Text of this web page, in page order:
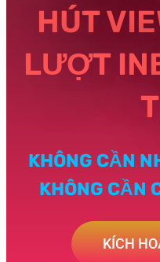
HÚT
LƯỢT
KHÔNG CẦN
KHÔNG CẦN
KÍCH